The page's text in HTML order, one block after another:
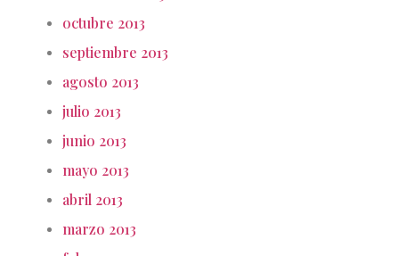
octubre 2013
septiembre 2013
agosto 2013
julio 2013
junio 2013
mayo 2013
abril 2013
marzo 2013